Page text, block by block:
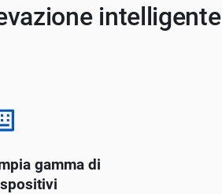
intelligente
gamma di